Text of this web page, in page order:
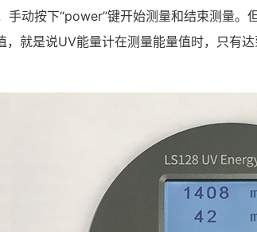
手动按下“power”键开始测量和结束测量
就是说UV能量计在测量能量值时，只有